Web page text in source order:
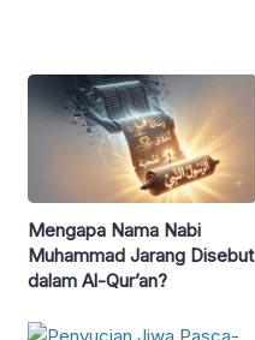
Mengapa Nama Nabi
Muhammad Jarang Disebut
dalam Al-Qur’an?